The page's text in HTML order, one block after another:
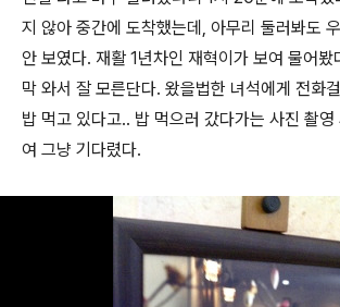
지 않아 중간에 도착했는데, 아무리 둘러봐도
안 보였다. 재활 1년차인 재혁이가 보여 물어봤
막 와서 잘 모른단다. 왔을법한 녀석에게 전화
밥 먹고 있다고.. 밥 먹으러 갔다가는 사진 촬
여 그냥 기다렸다.